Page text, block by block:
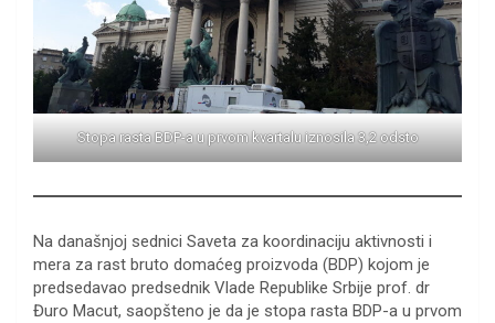
Stopa rasta BDP-a u prvom kvartalu iznosila 3,2 odsto
Na današnjoj sednici Saveta za koordinaciju aktivnosti i
mera za rast bruto domaćeg proizvoda (BDP) kojom je
predsedavao predsednik Vlade Republike Srbije prof. dr
Đuro Macut, saopšteno je da je stopa rasta BDP-a u prvom